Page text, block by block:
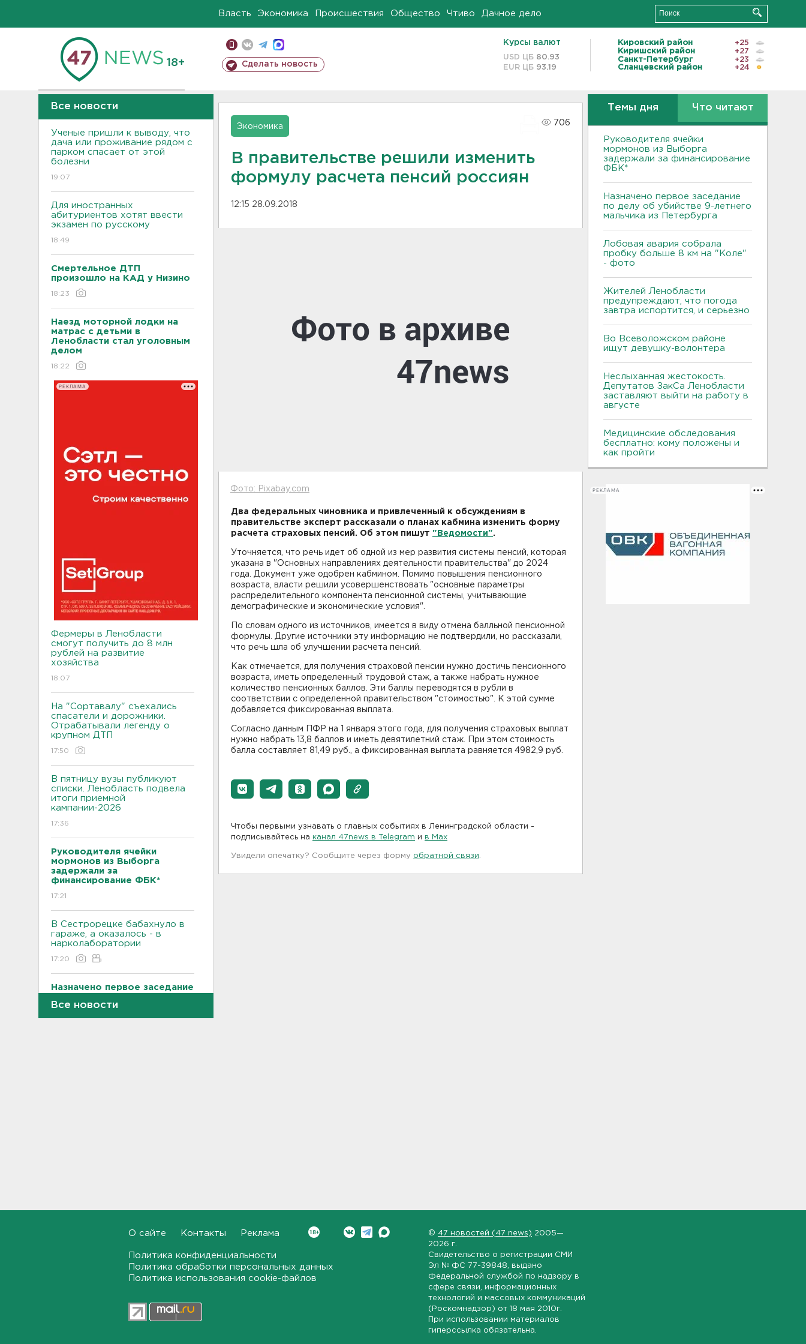
Власть Экономика Происшествия Общество Чтиво Дачное дело
18+ Сделать новость
Курсы валют
USD ЦБ 80.93
EUR ЦБ 93.19
Кировский район
+25
Киришский район
+27
Санкт-Петербург
+23
Сланцевский район
+24
Все новости
Ученые пришли к выводу, что
дача или проживание рядом с
парком спасает от этой
болезни
19:07
Для иностранных
абитуриентов хотят ввести
экзамен по русскому
18:49
Смертельное ДТП
произошло на КАД у Низино
18:23
Наезд моторной лодки на
матрас с детьми в
Ленобласти стал уголовным
делом
18:22
РЕКЛАМА
Фермеры в Ленобласти
смогут получить до 8 млн
рублей на развитие
хозяйства
18:07
На "Сортавалу" съехались
спасатели и дорожники.
Отрабатывали легенду о
крупном ДТП
17:50
В пятницу вузы публикуют
списки. Ленобласть подвела
итоги приемной
кампании-2026
17:36
Руководителя ячейки
мормонов из Выборга
задержали за
финансирование ФБК*
17:21
В Сестрорецке бабахнуло в
гараже, а оказалось - в
нарколаборатории
17:20
Назначено первое заседание
летнего мальчика из
В Касимово BMW X7 влетел
и снёс детскую площадку -
Лобовая авария собрала
Все новости
Экономика
706
В правительстве решили изменить
формулу расчета пенсий россиян
12:15 28.09.2018
Фото: Pixabay.com
Два федеральных чиновника и привлеченный к обсуждениям в
правительстве эксперт рассказали о планах кабмина изменить форму
расчета страховых пенсий. Об этом пишут "Ведомости".
Уточняется, что речь идет об одной из мер развития системы пенсий, которая
указана в "Основных направлениях деятельности правительства" до 2024
года. Документ уже одобрен кабмином. Помимо повышения пенсионного
возраста, власти решили усовершенствовать "основные параметры
распределительного компонента пенсионной системы, учитывающие
демографические и экономические условия".
По словам одного из источников, имеется в виду отмена балльной пенсионной
формулы. Другие источники эту информацию не подтвердили, но рассказали,
что речь шла об улучшении расчета пенсий.
Как отмечается, для получения страховой пенсии нужно достичь пенсионного
возраста, иметь определенный трудовой стаж, а также набрать нужное
количество пенсионных баллов. Эти баллы переводятся в рубли в
соответствии с определенной правительством "стоимостью". К этой сумме
добавляется фиксированная выплата.
Согласно данным ПФР на 1 января этого года, для получения страховых выплат
нужно набрать 13,8 баллов и иметь девятилетний стаж. При этом стоимость
балла составляет 81,49 руб., а фиксированная выплата равняется 4982,9 руб.
Чтобы первыми узнавать о главных событиях в Ленинградской области -
подписывайтесь на канал 47news в Telegram и в Maх
Увидели опечатку? Сообщите через форму обратной связи
Темы дня Что читают
Руководителя ячейки
мормонов из Выборга
задержали за финансирование
ФБК*
Назначено первое заседание
по делу об убийстве 9-летнего
мальчика из Петербурга
Лобовая авария собрала
пробку больше 8 км на "Коле"
- фото
Жителей Ленобласти
предупреждают, что погода
завтра испортится, и серьезно
Во Всеволожском районе
ищут девушку-волонтера
Неслыханная жестокость.
Депутатов ЗакСа Ленобласти
заставляют выйти на работу в
августе
Медицинские обследования
бесплатно: кому положены и
как пройти
РЕКЛАМА
О сайте Контакты Реклама
Политика конфиденциальности
Политика обработки персональных данных
Политика использования cookie-файлов
© 47 новостей (47 news) 2005—
2026 г.
Свидетельство о регистрации СМИ
Эл № ФС 77-39848 , выдано
Федеральной службой по надзору в
сфере связи, информационных
технологий и массовых коммуникаций
(Роскомнадзор) от 18 мая 2010г.
При использовании материалов
гиперссылка обязательна.